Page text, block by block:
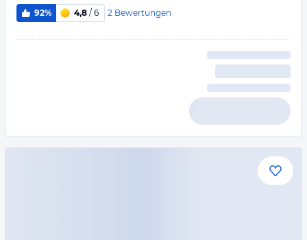
92% 4,8 / 6 2 Bewertungen